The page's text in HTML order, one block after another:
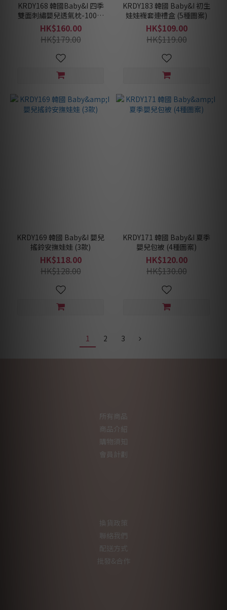
KRDY168 韓國Baby&I 四季
雙面刺繡嬰兒透氣枕-100支
棉極細紗線 (4款)
HK$160.00
HK$179.00
KRDY183 韓國 Baby&I 初生
娃娃襪套連禮盒 (5種圖案)
HK$109.00
HK$119.00
KRDY169 韓國 Baby&I 嬰兒
搖鈴安撫娃娃 (3款)
HK$118.00
HK$128.00
KRDY171 韓國 Baby&I 夏季
嬰兒包被 (4種圖案)
HK$120.00
HK$130.00
1 2 3
所有商品
商品介紹
購物須知
會員計劃
換貨政策
聯絡我們
配送方式
批發&合作